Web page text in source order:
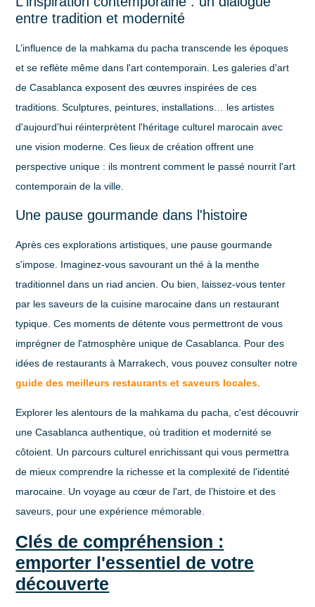
entre tradition et modernité
L’influence de la mahkama du pacha transcende les époques
et se reflète même dans l'art contemporain. Les galeries d'art
de Casablanca exposent des œuvres inspirées de ces
traditions. Sculptures, peintures, installations… les artistes
d'aujourd'hui réinterprètent l'héritage culturel marocain avec
une vision moderne. Ces lieux de création offrent une
perspective unique : ils montrent comment le passé nourrit l'art
contemporain de la ville.
Une pause gourmande dans l'histoire
Après ces explorations artistiques, une pause gourmande
s'impose. Imaginez-vous savourant un thé à la menthe
traditionnel dans un riad ancien. Ou bien, laissez-vous tenter
par les saveurs de la cuisine marocaine dans un restaurant
typique. Ces moments de détente vous permettront de vous
imprégner de l'atmosphère unique de Casablanca. Pour des
idées de restaurants à Marrakech, vous pouvez consulter notre
guide des meilleurs restaurants et saveurs locales
Explorer les alentours de la mahkama du pacha, c'est découvrir
une Casablanca authentique, où tradition et modernité se
côtoient. Un parcours culturel enrichissant qui vous permettra
de mieux comprendre la richesse et la complexité de l'identité
marocaine. Un voyage au cœur de l'art, de l’histoire et des
saveurs, pour une expérience mémorable.
Clés de compréhension :
emporter l'essentiel de votre
découverte